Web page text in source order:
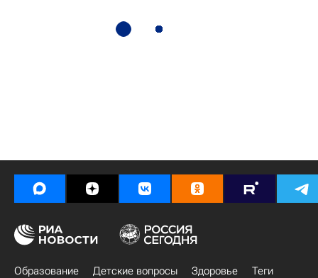
Образование Детские вопросы Здоровье
Теги